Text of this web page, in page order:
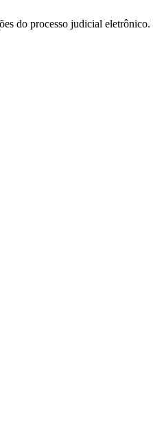
do processo judicial eletrônico.